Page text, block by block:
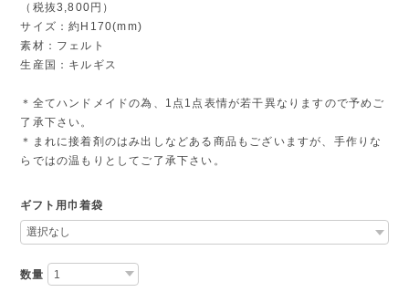
（税抜3,800円）
サイズ：約H170(mm)
素材：フェルト
生産国：キルギス
＊全てハンドメイドの為、1点1点表情が若干異なりますので予めご
了承下さい。
＊まれに接着剤のはみ出しなどある商品もございますが、手作りな
らではの温もりとしてご了承下さい。
ギフト用巾着袋
数量